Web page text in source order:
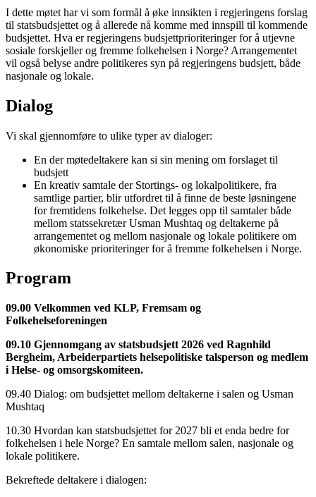
I dette møtet har vi som formål å øke innsikten i regjeringens forslag
til statsbudsjettet og å allerede nå komme med innspill til kommende
budsjettet. Hva er regjeringens budsjettprioriteringer for å utjevne
sosiale forskjeller og fremme folkehelsen i Norge? Arrangementet
vil også belyse andre politikeres syn på regjeringens budsjett, både
nasjonale og lokale.
Dialog
Vi skal gjennomføre to ulike typer av dialoger:
En der møtedeltakere kan si sin mening om forslaget til
budsjett
En kreativ samtale der Stortings- og lokalpolitikere, fra
samtlige partier, blir utfordret til å finne de beste løsningene
for fremtidens folkehelse. Det legges opp til samtaler både
mellom statssekretær Usman Mushtaq og deltakerne på
arrangementet og mellom nasjonale og lokale politikere om
økonomiske prioriteringer for å fremme folkehelsen i Norge.
Program
09.00 Velkommen ved KLP, Fremsam og
Folkehelseforeningen
09.10 Gjennomgang av statsbudsjett 2026 ved Ragnhild
Bergheim, Arbeiderpartiets helsepolitiske talsperson og medlem
i Helse- og omsorgskomiteen.
09.40 Dialog: om budsjettet mellom deltakerne i salen og Usman
Mushtaq
10.30 Hvordan kan statsbudsjettet for 2027 bli et enda bedre for
folkehelsen i hele Norge? En samtale mellom salen, nasjonale og
lokale politikere.
Bekreftede deltakere i dialogen: